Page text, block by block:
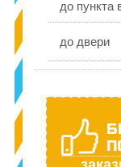
до пункта
до двери